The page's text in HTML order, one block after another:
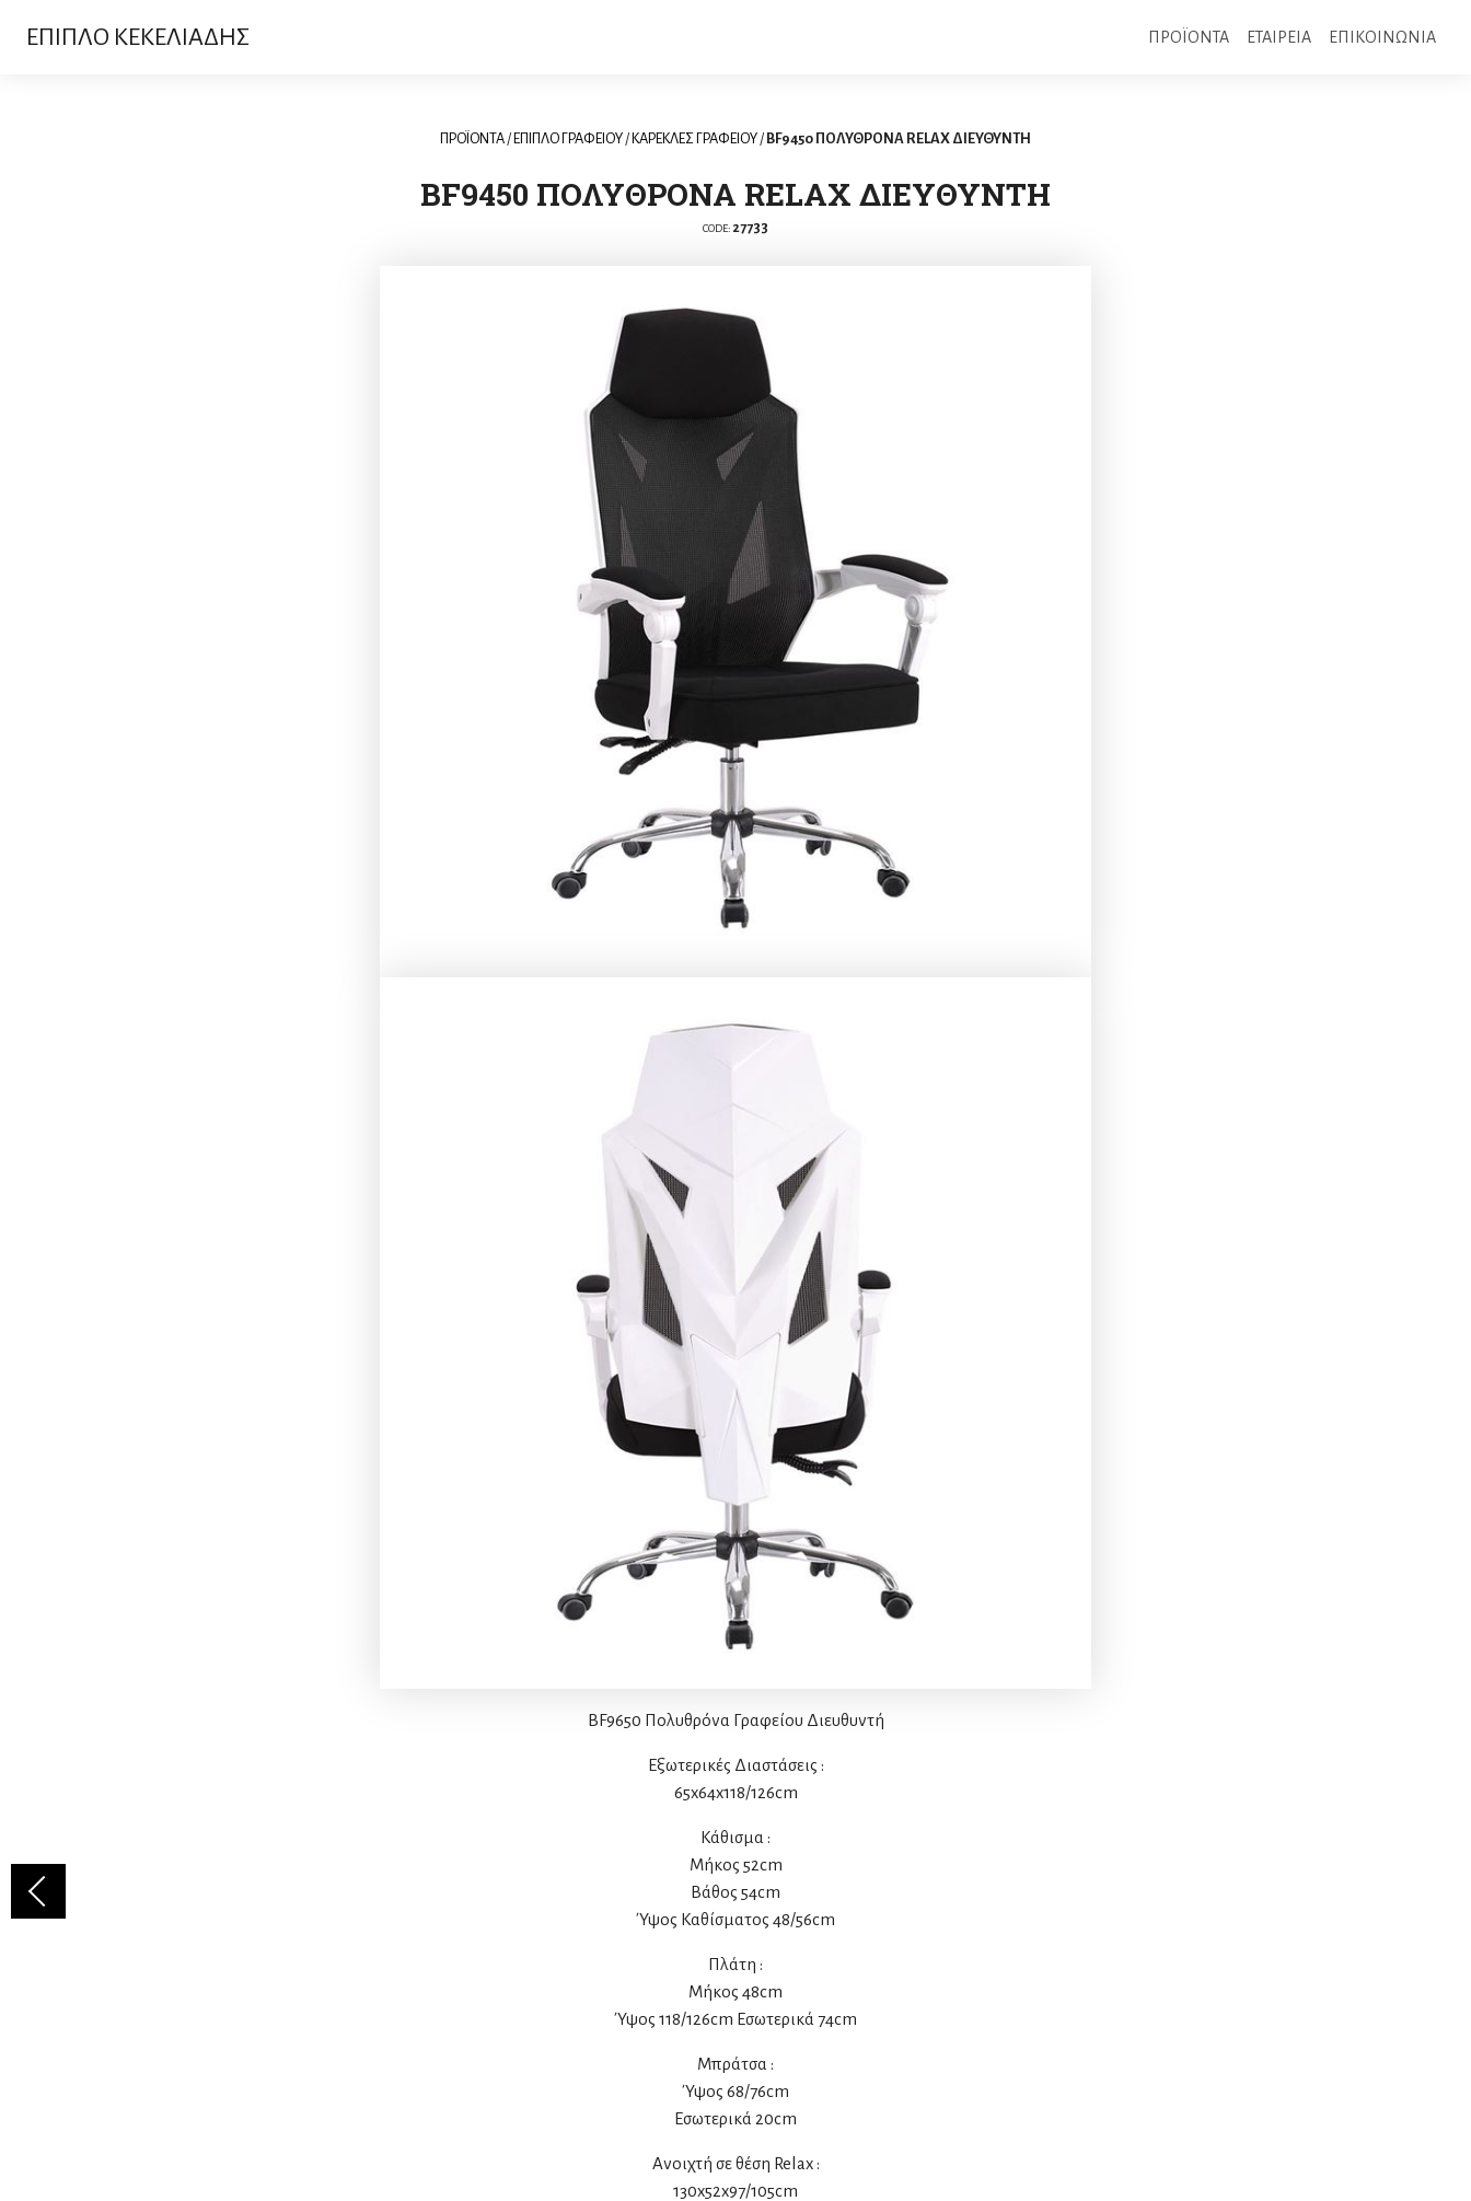
ΕΠΙΠΛΟ ΚΕΚΕΛΙΑΔΗΣ ΠΡΟΪΟΝΤΑ ΕΤΑΙΡΕΙΑ ΕΠΙΚΟΙΝΩΝΙΑ
ΠΡΟΪΟΝΤΑ / ΕΠΙΠΛΟ ΓΡΑΦΕΙΟΥ / ΚΑΡΕΚΛΕΣ ΓΡΑΦΕΙΟΥ / BF9450 ΠΟΛΥΘΡΟΝΑ RELAX ΔΙΕΥΘΥΝΤΗ
BF9450 ΠΟΛΥΘΡΟΝΑ RELAX ΔΙΕΥΘΥΝΤΗ
CODE: 27733
BF9650 Πολυθρόνα Γραφείου Διευθυντή
Εξωτερικές Διαστάσεις :
65x64x118/126cm
Κάθισμα :
Μήκος 52cm
Βάθος 54cm
Ύψος Καθίσματος 48/56cm
Πλάτη :
Μήκος 48cm
Ύψος 118/126cm Εσωτερικά 74cm
Μπράτσα :
Ύψος 68/76cm
Εσωτερικά 20cm
Ανοιχτή σε θέση Relax :
130x52x97/105cm